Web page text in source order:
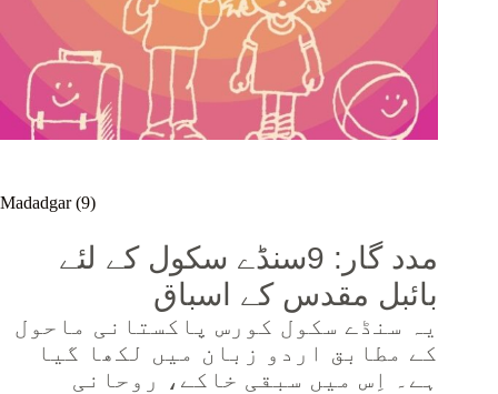
Madadgar (9)
مدد گار: 9سنڈے سکول کے لئے
بائبل مقدس کے اسباق
یہ سنڈے سکول کورس پاکستانی ماحول
کے مطابق اردو زبان میں لکھا گیا
ہے۔ اِس میں سبقی خاکے، روحانی